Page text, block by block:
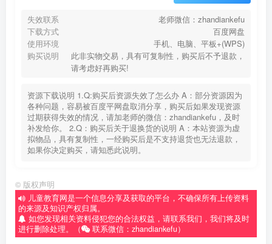
失效联系
老师微信：zhandiankefu
下载方式
百度网盘
使用环境
手机、电脑、平板+(WPS)
购买说明
此非实物交易，具有可复制性，购买后不予退款，
请考虑好再购买!
资源下载说明 1.Q:购买后资源失效了怎么办 A：部分资源因为
各种问题，容易被百度平网盘取消分享，购买后如果发现资源
过期获得失效的情况，请加老师的微信：zhandiankefu，及时
补发给你。 2.Q：购买后关于退换货的说明 A：本站资源为虚
拟物品，具有复制性，一经购买后是不支持退货也无法退款，
如果你决定购买，请知悉此说明。
© 版权声明
儿童教育网是一个信息分享及获取的平台，不确保所有上传资料
的来源及知识产权归属。
如您发现相关资料侵犯您的合法权益，请联系我们，我们将及时
进行删除处理。（
联系微信：zhandiankefu）